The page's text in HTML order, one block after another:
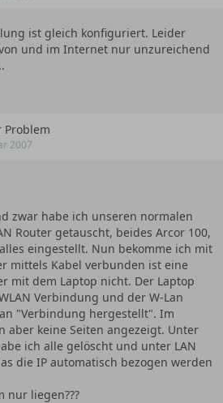
ist gleich konfiguriert. Leider
und im Internet nur unzureichend
Problem
2007
zwar habe ich unseren normalen
Router getauscht, beides Arcor 100,
eingestellt. Nun bekomme ich mit
mittels Kabel verbunden ist eine
mit dem Laptop nicht. Der Laptop
Verbindung und der W-Lan
"Verbindung hergestellt". Im
aber keine Seiten angezeigt. Unter
ich alle gelöscht und unter LAN
die IP automatisch bezogen werden
nur liegen???